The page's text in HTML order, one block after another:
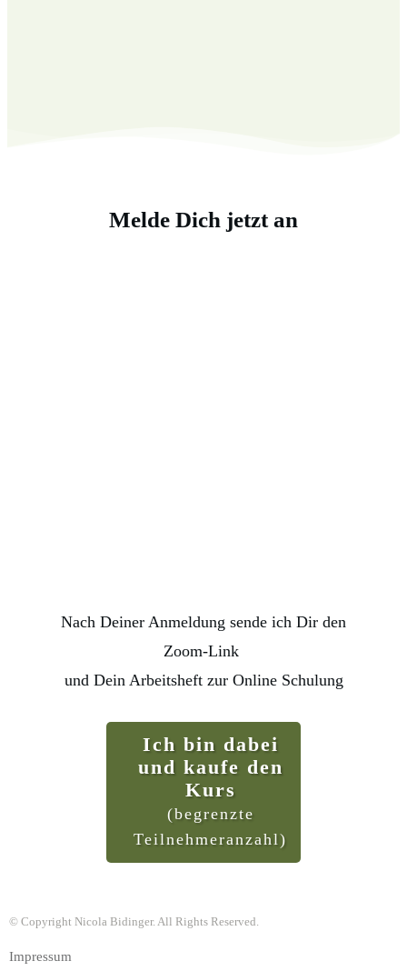
Melde Dich jetzt an
Nach Deiner Anmeldung sende ich Dir den
Zoom-Link
und Dein Arbeitsheft zur Online Schulung
Ich bin dabei
und kaufe den
Kurs
(begrenzte
Teilnehmeranzahl)
© Copyright Nicola Bidinger. All Rights Reserved.
Impressum